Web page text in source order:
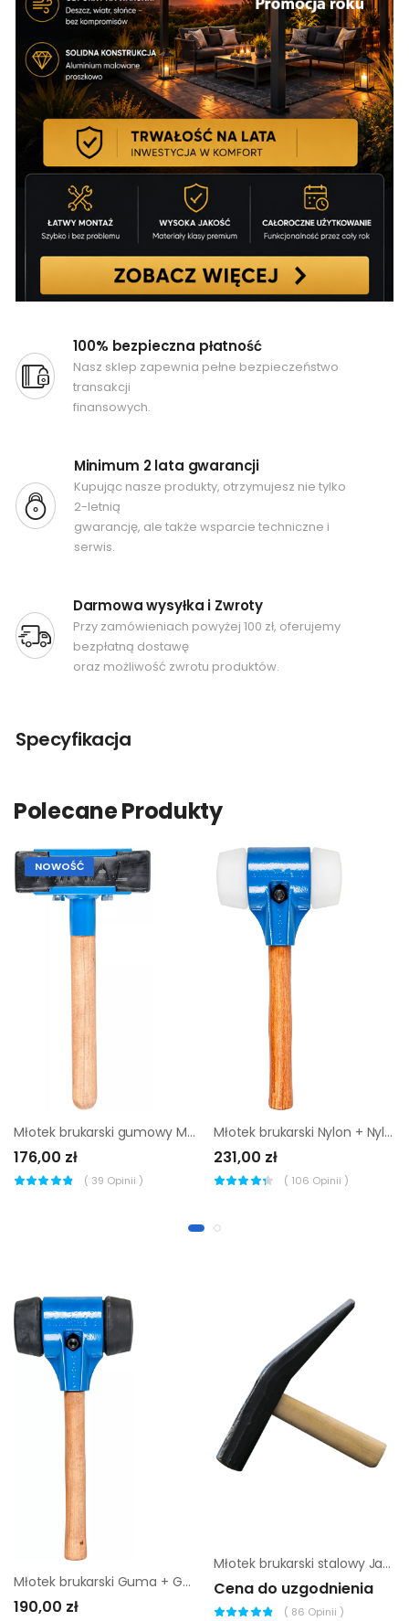
100% bezpieczna płatność
Nasz sklep zapewnia pełne bezpieczeństwo
transakcji
finansowych.
Minimum 2 lata gwarancji
Kupując nasze produkty, otrzymujesz nie tylko
2-letnią
gwarancję, ale także wsparcie techniczne i
serwis.
Darmowa wysyłka i Zwroty
Przy zamówieniach powyżej 100 zł, oferujemy
bezpłatną dostawę
oraz możliwość zwrotu produktów.
Specyfikacja
Polecane Produkty
NOWOŚĆ
Młotek brukarski gumowy Mimal MBM04
176,00 zł
( 39 Opinii )
Młotek brukarski Nylon + Nylon Mimal MBM07
231,00 zł
( 106 Opinii )
Młotek brukarski Guma + Guma Mimal MBM05
190,00 zł
Młotek brukarski stalowy Jazon MS
Cena do uzgodnienia
( 86 Opinii )